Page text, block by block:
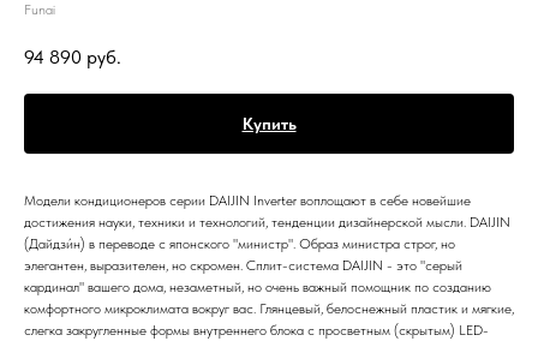
Funai
94 890 руб.
Купить
Модели кондиционеров серии DAIJIN Inverter воплощают в себе новейшие
достижения науки, техники и технологий, тенденции дизайнерской мысли. DAIJIN
(Дайдзи́н) в переводе с японского "министр". Образ министра строг, но
элегантен, выразителен, но скромен. Сплит-система DAIJIN - это "серый
кардинал" вашего дома, незаметный, но очень важный помощник по созданию
комфортного микроклимата вокруг вас. Глянцевый, белоснежный пластик и мягкие,
слегка закругленные формы внутреннего блока с просветным (скрытым) LED-